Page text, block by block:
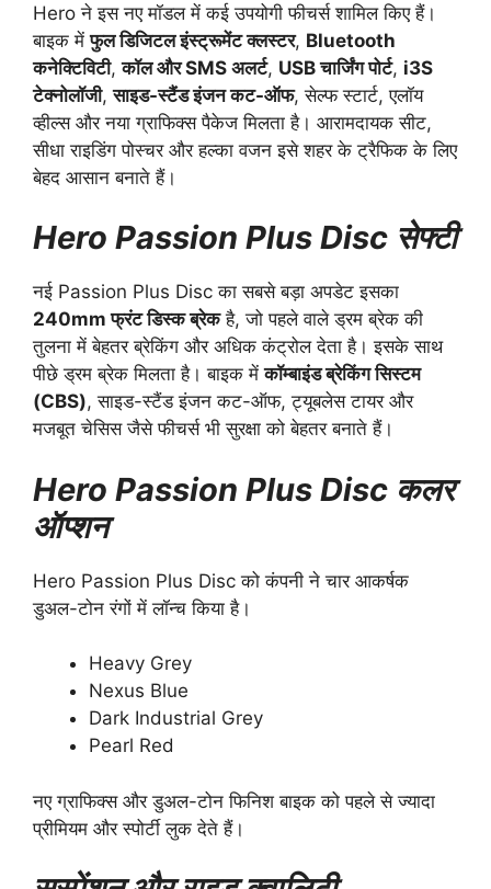
Hero ने इस नए मॉडल में कई उपयोगी फीचर्स शामिल किए हैं।
बाइक मेंफुल डिजिटल इंस्ट्रूमेंट क्लस्टर, Bluetooth
कनेक्टिविटी,कॉल और SMS अलर्ट, USB चार्जिंग पोर्ट, i3S
टेक्नोलॉजी,साइड-स्टैंड इंजन कट-ऑफ, सेल्फ स्टार्ट, एलॉय
व्हील्स और नया ग्राफिक्स पैकेज मिलता है। आरामदायक सीट,
सीधा राइडिंग पोस्चर और हल्का वजन इसे शहर के ट्रैफिक के लिए
बेहद आसान बनाते हैं।
Hero Passion Plus Disc सेफ्टी
नई Passion Plus Disc का सबसे बड़ा अपडेट इसका
240mm फ्रंट डिस्क ब्रेकहै, जो पहले वाले ड्रम ब्रेक की
तुलना में बेहतर ब्रेकिंग और अधिक कंट्रोल देता है। इसके साथ
पीछे ड्रम ब्रेक मिलता है। बाइक मेंकॉम्बाइंड ब्रेकिंग सिस्टम
(CBS), साइड-स्टैंड इंजन कट-ऑफ, ट्यूबलेस टायर और
मजबूत चेसिस जैसे फीचर्स भी सुरक्षा को बेहतर बनाते हैं।
Hero Passion Plus Disc कलर
ऑप्शन
Hero Passion Plus Disc को कंपनी ने चार आकर्षक
डुअल-टोन रंगों में लॉन्च किया है।
Heavy Grey
Nexus Blue
Dark Industrial Grey
Pearl Red
नए ग्राफिक्स और डुअल-टोन फिनिश बाइक को पहले से ज्यादा
प्रीमियम और स्पोर्टी लुक देते हैं।